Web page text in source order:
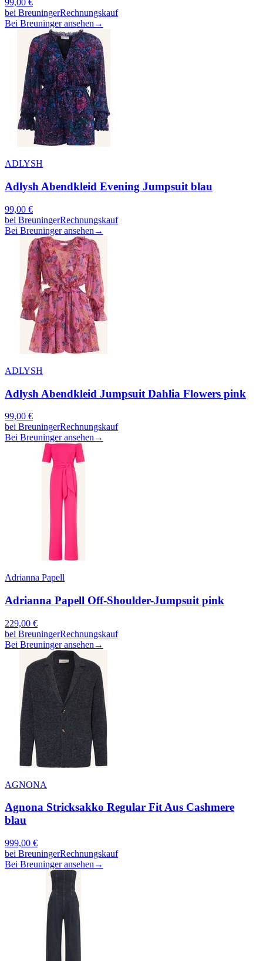
99,00 €
bei BreuningerRechnungskauf
Bei Breuninger ansehen→
ADLYSH
Adlysh Abendkleid Evening Jumpsuit blau
99,00 €
bei BreuningerRechnungskauf
Bei Breuninger ansehen →
ADLYSH
Adlysh Abendkleid Jumpsuit Dahlia Flowers pink
99,00 €
bei BreuningerRechnungskauf
Bei Breuninger ansehen →
Adrianna Papell
Adrianna Papell Off-Shoulder-Jumpsuit pink
229,00 €
bei BreuningerRechnungskauf
Bei Breuninger ansehen →
AGNONA
Agnona Stricksakko Regular Fit Aus Cashmere
blau
999,00 €
bei BreuningerRechnungskauf
Bei Breuninger ansehen →